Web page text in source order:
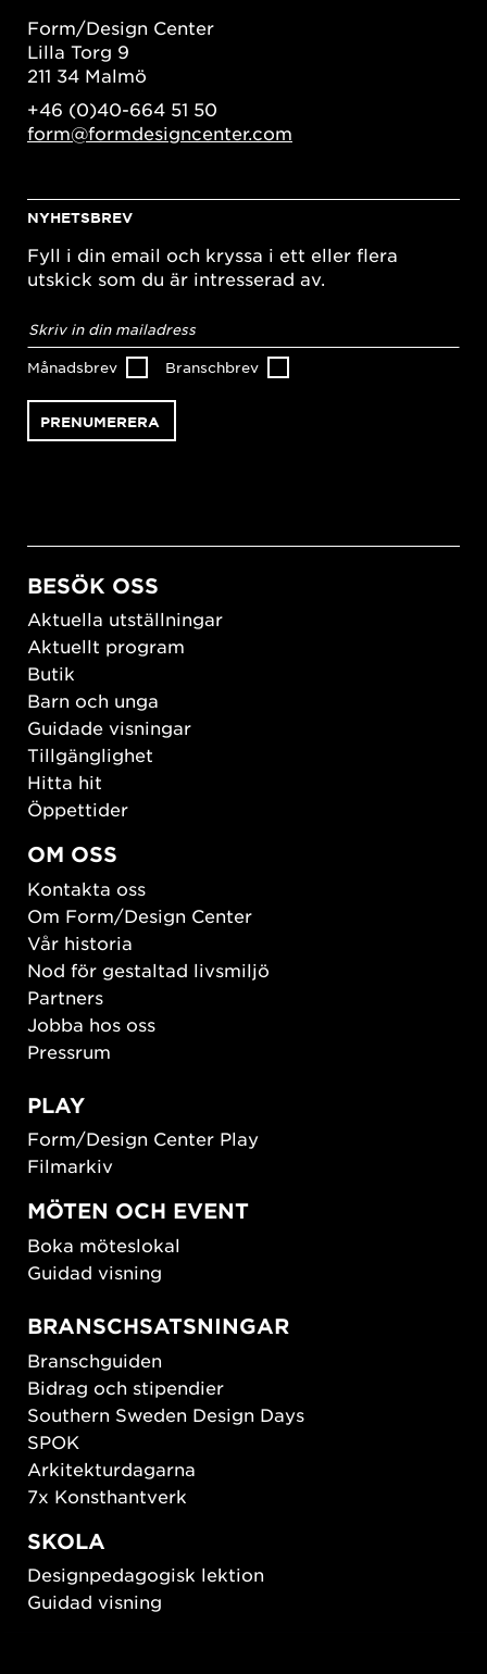
Form/Design Center
Lilla Torg 9
211 34 Malmö
+46 (0)40-664 51 50
form@formdesigncenter.com
NYHETSBREV
Fyll i din email och kryssa i ett eller flera
utskick som du är intresserad av.
postadress*
Månadsbrev Branschbrev
BESÖK OSS
Aktuella utställningar
Aktuellt program
Butik
Barn och unga
Guidade visningar
Tillgänglighet
Hitta hit
Öppettider
OM OSS
Kontakta oss
Om Form/Design Center
Vår historia
Nod för gestaltad livsmiljö
Partners
Jobba hos oss
Pressrum
PLAY
Form/Design Center Play
Filmarkiv
MÖTEN OCH EVENT
Boka möteslokal
Guidad visning
BRANSCHSATSNINGAR
Branschguiden
Bidrag och stipendier
Southern Sweden Design Days
SPOK
Arkitekturdagarna
7x Konsthantverk
SKOLA
Designpedagogisk lektion
Guidad visning